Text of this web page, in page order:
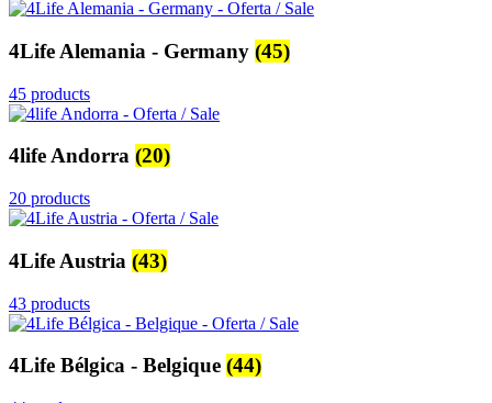
4Life Alemania - Germany (45)
45 products
4life Andorra (20)
20 products
4Life Austria (43)
43 products
4Life Bélgica - Belgique (44)